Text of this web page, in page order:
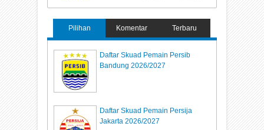
Pilihan Komentar Terbaru
Daftar Skuad Pemain Persib
Bandung 2026/2027
Daftar Skuad Pemain Persija
Jakarta 2026/2027